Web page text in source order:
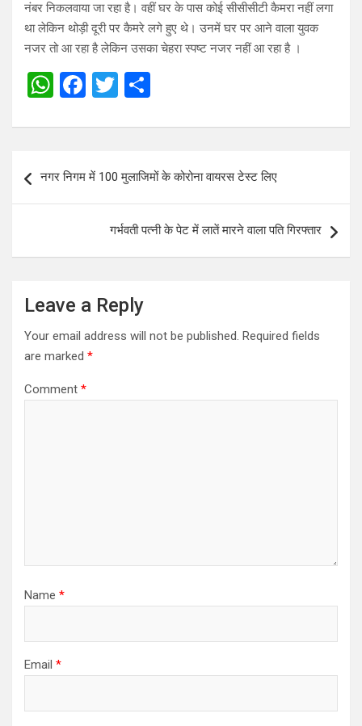
नंबर निकलवाया जा रहा है। वहीं घर के पास कोई सीसीसीटी कैमरा नहीं लगा
था लेकिन थोड़ी दूरी पर कैमरे लगे हुए थे। उनमें घर पर आने वाला युवक
नजर तो आ रहा है लेकिन उसका चेहरा स्पष्ट नजर नहीं आ रहा है ।
W
at
s
A
p
F
ce
b
o
o
T
tt
er
ar
e
navigation
नगर निगम में 100 मुलाजिमों के कोरोना वायरस टेस्ट लिए
गर्भवती पत्नी के पेट में लातें मारने वाला पति गिरफ्तार
Leave a Reply
Your email address will not be published. Required fields
are marked *
Comment *
Name *
Email *